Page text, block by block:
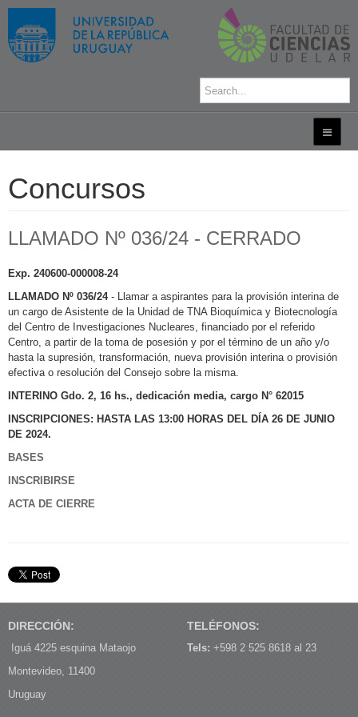
Concursos
LLAMADO Nº 036/24 - CERRADO
Exp. 240600-000008-24
LLAMADO Nº 036/24- Llamar a aspirantes para la provisión interina de
un cargo de Asistente de la Unidad de TNA Bioquímica y Biotecnología
del Centro de Investigaciones Nucleares, financiado por el referido
Centro, a partir de la toma de posesión y por el término de un año y/o
hasta la supresión, transformación, nueva provisión interina o provisión
efectiva o resolución del Consejo sobre la misma.
INTERINO Gdo. 2, 16 hs., dedicación media, cargo N° 62015
INSCRIPCIONES: HASTA LAS 13:00 HORAS DEL DÍA 26 DE JUNIO
DE 2024.
BASES
INSCRIBIRSE
ACTA DE CIERRE
DIRECCIÓN:
Iguá 4225 esquina Mataojo
Montevideo, 11400
Uruguay
TELÉFONOS:
Tels: +598 2 525 8618 al 23